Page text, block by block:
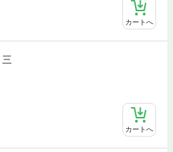
カートへ
カートへ